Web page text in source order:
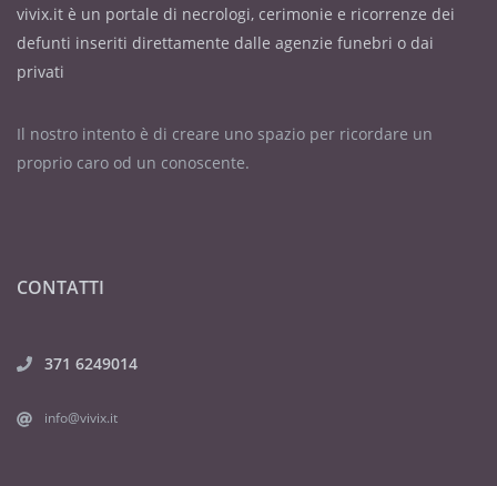
vivix.it è un portale di necrologi, cerimonie e ricorrenze dei
defunti inseriti direttamente dalle agenzie funebri o dai
privati
Il nostro intento è di creare uno spazio per ricordare un
proprio caro od un conoscente.
CONTATTI
371 6249014
info@vivix.it